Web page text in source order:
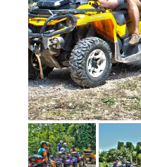
Bild melden
vom Hotelier